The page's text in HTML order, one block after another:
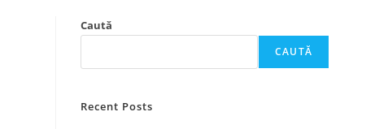
Caută
CAUTĂ
Recent Posts